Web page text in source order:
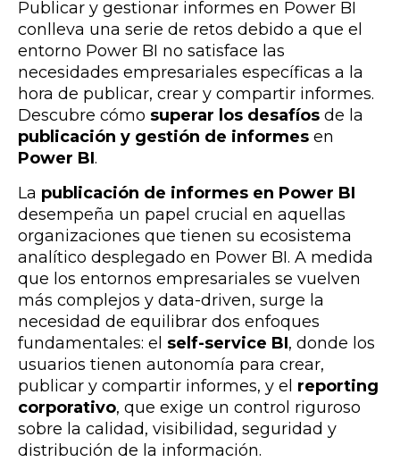
Publicar y gestionar informes en Power BI
conlleva una serie de retos debido a que el
entorno Power BI no satisface las
necesidades empresariales específicas a la
hora de publicar, crear y compartir informes.
Descubre cómo superar los desafíos de la
publicación y gestión de informes en
Power BI.
La publicación de informes en Power BI
desempeña un papel crucial en aquellas
organizaciones que tienen su ecosistema
analítico desplegado en Power BI. A medida
que los entornos empresariales se vuelven
más complejos y data-driven, surge la
necesidad de equilibrar dos enfoques
fundamentales: el self-service BI, donde los
usuarios tienen autonomía para crear,
publicar y compartir informes, y el reporting
corporativo, que exige un control riguroso
sobre la calidad, visibilidad, seguridad y
distribución de la información.